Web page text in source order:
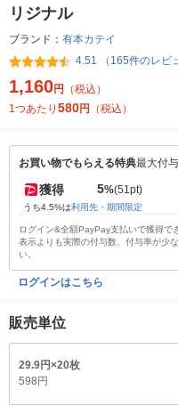
リジナル
ブランド： 有本カテイ
4.51 （165件のレビ
1,160円
（税込）
1つあたり 580円 （税込）
お買い物でもらえる特典最大付
獲得 5%(51pt)
うち4.5%は利用先・期間限定
ログイン&全額PayPay支払いで獲得で
表示よりも実際の付与数、付与率が少
い。
ログインはこちら
販売単位
29.9円×20枚
598円